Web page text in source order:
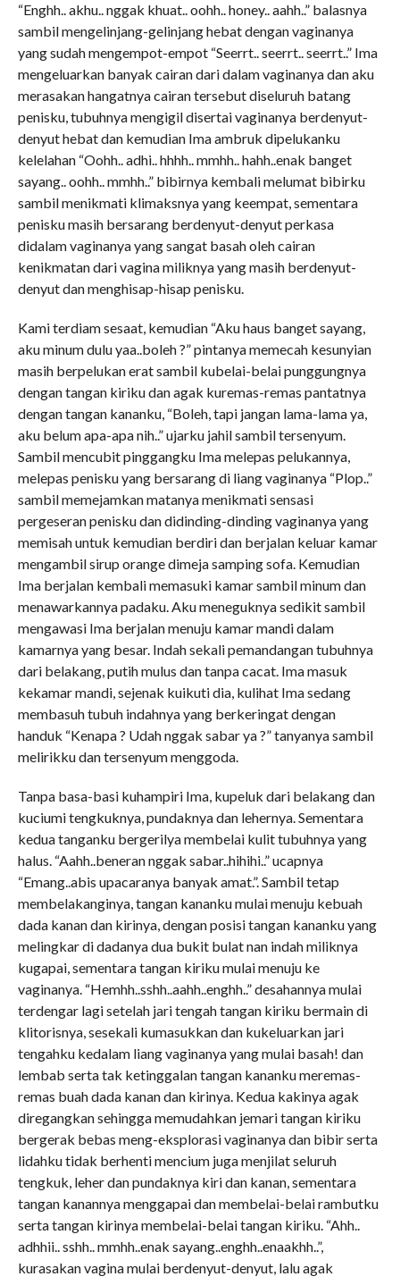
“Enghh.. akhu.. nggak khuat.. oohh.. honey.. aahh..” balasnya
sambil mengelinjang-gelinjang hebat dengan vaginanya
yang sudah mengempot-empot “Seerrt.. seerrt.. seerrt..” Ima
mengeluarkan banyak cairan dari dalam vaginanya dan aku
merasakan hangatnya cairan tersebut diseluruh batang
penisku, tubuhnya mengigil disertai vaginanya berdenyut-
denyut hebat dan kemudian Ima ambruk dipelukanku
kelelahan “Oohh.. adhi.. hhhh.. mmhh.. hahh..enak banget
sayang.. oohh.. mmhh..” bibirnya kembali melumat bibirku
sambil menikmati klimaksnya yang keempat, sementara
penisku masih bersarang berdenyut-denyut perkasa
didalam vaginanya yang sangat basah oleh cairan
kenikmatan dari vagina miliknya yang masih berdenyut-
denyut dan menghisap-hisap penisku.
Kami terdiam sesaat, kemudian “Aku haus banget sayang,
aku minum dulu yaa..boleh ?” pintanya memecah kesunyian
masih berpelukan erat sambil kubelai-belai punggungnya
dengan tangan kiriku dan agak kuremas-remas pantatnya
dengan tangan kananku, “Boleh, tapi jangan lama-lama ya,
aku belum apa-apa nih..” ujarku jahil sambil tersenyum.
Sambil mencubit pinggangku Ima melepas pelukannya,
melepas penisku yang bersarang di liang vaginanya “Plop..”
sambil memejamkan matanya menikmati sensasi
pergeseran penisku dan didinding-dinding vaginanya yang
memisah untuk kemudian berdiri dan berjalan keluar kamar
mengambil sirup orange dimeja samping sofa. Kemudian
Ima berjalan kembali memasuki kamar sambil minum dan
menawarkannya padaku. Aku meneguknya sedikit sambil
mengawasi Ima berjalan menuju kamar mandi dalam
kamarnya yang besar. Indah sekali pemandangan tubuhnya
dari belakang, putih mulus dan tanpa cacat. Ima masuk
kekamar mandi, sejenak kuikuti dia, kulihat Ima sedang
membasuh tubuh indahnya yang berkeringat dengan
handuk “Kenapa ? Udah nggak sabar ya ?” tanyanya sambil
melirikku dan tersenyum menggoda.
Tanpa basa-basi kuhampiri Ima, kupeluk dari belakang dan
kuciumi tengkuknya, pundaknya dan lehernya. Sementara
kedua tanganku bergerilya membelai kulit tubuhnya yang
halus. “Aahh..beneran nggak sabar..hihihi..” ucapnya
“Emang..abis upacaranya banyak amat.”. Sambil tetap
membelakanginya, tangan kananku mulai menuju kebuah
dada kanan dan kirinya, dengan posisi tangan kananku yang
melingkar di dadanya dua bukit bulat nan indah miliknya
kugapai, sementara tangan kiriku mulai menuju ke
vaginanya. “Hemhh..sshh..aahh..enghh..” desahannya mulai
terdengar lagi setelah jari tengah tangan kiriku bermain di
klitorisnya, sesekali kumasukkan dan kukeluarkan jari
tengahku kedalam liang vaginanya yang mulai basah! dan
lembab serta tak ketinggalan tangan kananku meremas-
remas buah dada kanan dan kirinya. Kedua kakinya agak
diregangkan sehingga memudahkan jemari tangan kiriku
bergerak bebas meng-eksplorasi vaginanya dan bibir serta
lidahku tidak berhenti mencium juga menjilat seluruh
tengkuk, leher dan pundaknya kiri dan kanan, sementara
tangan kanannya menggapai dan membelai-belai rambutku
serta tangan kirinya membelai-belai tangan kiriku. “Ahh..
adhhii.. sshh.. mmhh..enak sayang..enghh..enaakhh..”,
kurasakan vagina mulai berdenyut-denyut, lalu agak